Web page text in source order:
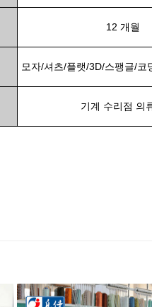
12 개월
모자/셔츠/플랫/3D/스팽글/코
기계 수리점 의